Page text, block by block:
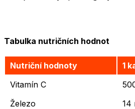
Tabulka nutričních hodnot
Nutriční hodnoty 1
Vitamín C
Železo
14